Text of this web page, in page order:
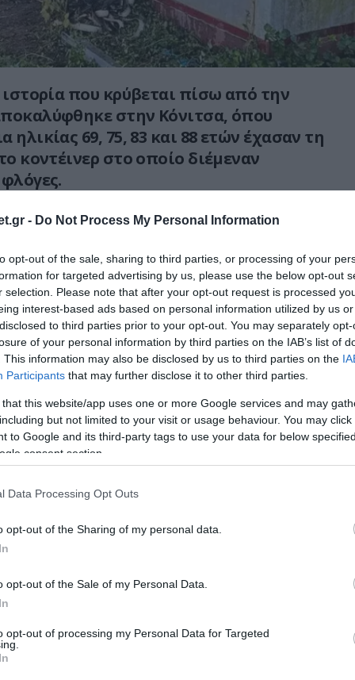
- Do Not Process My Personal Information
opt-out of the sale, sharing to third parties, or processing of your
for targeted advertising by us, please use the below opt-out
selection. Please note that after your opt-out request is processed
interest-based ads based on personal information utilized by us
to third parties prior to your opt-out. You may separately
of your personal information by third parties on the IAB’s list of
This information may also be disclosed by us to third parties on the
Participants that may further disclose it to other third parties.
that this website/app uses one or more Google services and may
but not limited to your visit or usage behaviour. You may
to Google and its third-party tags to use your data for below
consent section.
Data Processing Opt Outs
opt-out of the Sharing of my personal data.
opt-out of the Sale of my Personal Data.
opt-out of processing my Personal Data for Targeted
ιστορία που κρύβεται πίσω από την
στην Κόνιτσα, όπου
ηλικίας 69, 75, 83 και 88 ετών έχασαν τη
κοντέινερ στο οποίο διέμεναν
τους υπάρχει μια ιστορία ακραίας
από τον σεισμό του 1996
παραχωρηθεί στην οικογένεια πριν
χρόνια, ως προσωρινή λύση μετά από
μέσα σε δικό τους χωράφι.
το γκρεμισμένο τους σπίτι.
βαθιά δεμένα με το κτήμα και δεν είχαν
τους παρά τις πιέσεις
Κόνιτσας, Ανδρέα Παπασπύρου, οι
του δήμου παρείχαν σταθερά φαγητό